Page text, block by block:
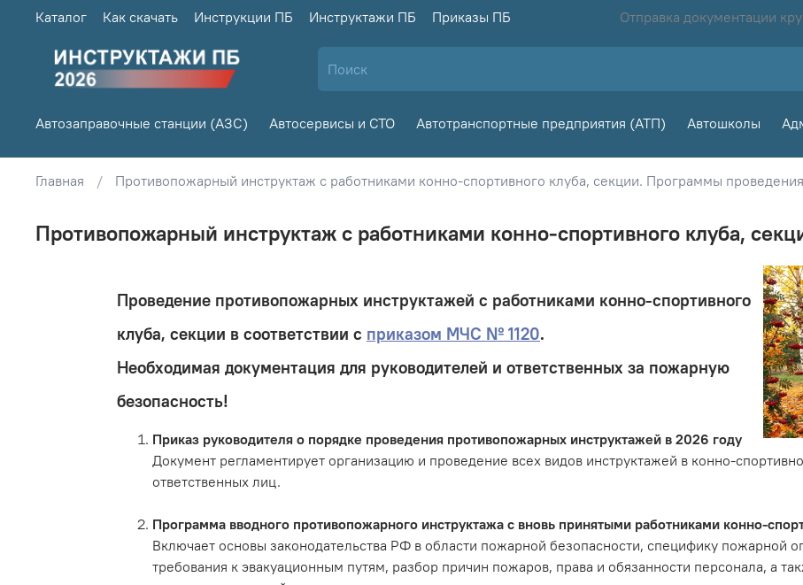
Каталог Как скачать Инструкции ПБ Инструктажи ПБ Приказы ПБ Отправка документации
Автозаправочные станции (АЗС) Автосервисы и СТО Автотранспортные предприятия (АТП) Автошколы
Главная Противопожарный инструктаж с работниками конно-спортивного клуба, секции. Программы
Противопожарный инструктаж с работниками конно-спортивного клуба,
Проведение противопожарных инструктажей с работниками конно-спортивного
клуба, секции в соответствии с приказом МЧС № 1120.
Необходимая документация для руководителей и ответственных за пожарную
безопасность!
Приказ руководителя о порядке проведения противопожарных инструктажей в 2026 году
Документ регламентирует организацию и проведение всех видов инструктажей в конно-
ответственных лиц.
Программа вводного противопожарного инструктажа с вновь принятыми работниками конно-
Включает основы законодательства РФ в области пожарной безопасности, специфику пожарной
требования к эвакуационным путям, разбор причин пожаров, права и обязанности персонала, а